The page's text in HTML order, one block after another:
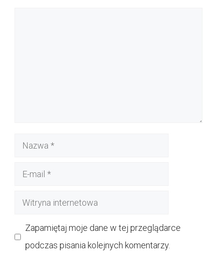
Nazwa
Witryna
Zapamiętaj moje dane w tej przeglądarce
podczas pisania kolejnych komentarzy.